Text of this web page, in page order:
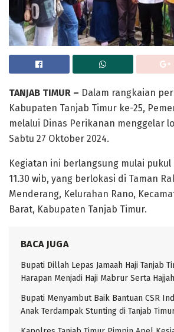
TANJAB TIMUR – Dalam rangkaian
Kabupaten Tanjab Timur ke-25,
melalui Dinas Perikanan menggelar
Sabtu 27 Oktober 2024.
Kegiatan ini berlangsung mulai pukul
11.30 wib, yang berlokasi di Taman
Menderang, Kelurahan Rano,
Barat, Kabupaten Tanjab Timur.
BACA JUGA
Bupati Dillah Lepas Jamaah Haji Tanjab
Harapan Menjadi Haji Mabrur Serta
Bupati Menyambut Baik Bantuan CSR
Anak Terdampak Stunting di Tanjab